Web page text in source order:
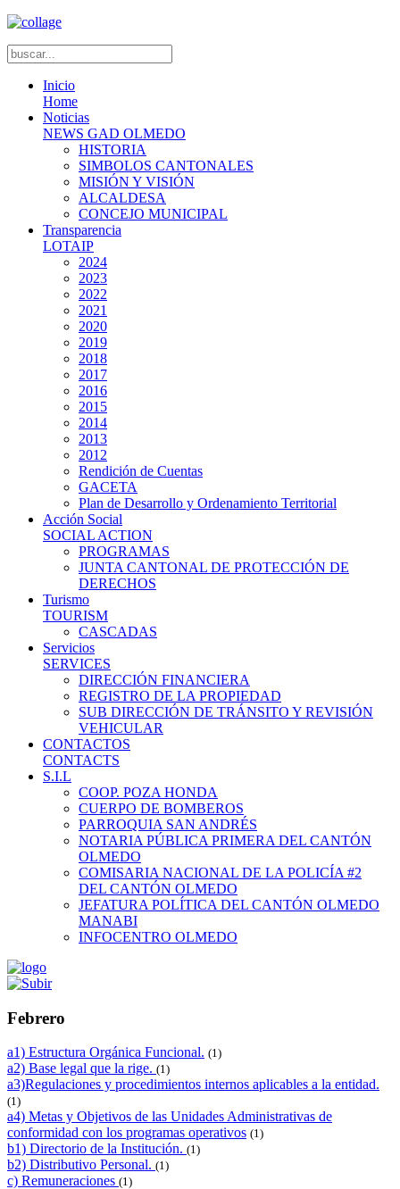
Inicio
Home
Noticias
NEWS GAD OLMEDO
HISTORIA
SIMBOLOS CANTONALES
MISIÓN Y VISIÓN
ALCALDESA
CONCEJO MUNICIPAL
Transparencia
LOTAIP
2024
2023
2022
2021
2020
2019
2018
2017
2016
2015
2014
2013
2012
Rendición de Cuentas
GACETA
Plan de Desarrollo y Ordenamiento Territorial
Acción Social
SOCIAL ACTION
PROGRAMAS
JUNTA CANTONAL DE PROTECCIÓN DE
DERECHOS
Turismo
TOURISM
CASCADAS
Servicios
SERVICES
DIRECCIÓN FINANCIERA
REGISTRO DE LA PROPIEDAD
SUB DIRECCIÓN DE TRÁNSITO Y REVISIÓN
VEHICULAR
CONTACTOS
CONTACTS
S.I.L
COOP. POZA HONDA
CUERPO DE BOMBEROS
PARROQUIA SAN ANDRÉS
NOTARIA PÚBLICA PRIMERA DEL CANTÓN
OLMEDO
COMISARIA NACIONAL DE LA POLICÍA #2
DEL CANTÓN OLMEDO
JEFATURA POLÍTICA DEL CANTÓN OLMEDO
MANABI
INFOCENTRO OLMEDO
Febrero
a1) Estructura Orgánica Funcional. (1)
a2) Base legal que la rige. (1)
a3)Regulaciones y procedimientos internos aplicables a la entidad.
(1)
a4) Metas y Objetivos de las Unidades Administrativas de
conformidad con los programas operativos (1)
b1) Directorio de la Institución. (1)
b2) Distributivo Personal. (1)
c) Remuneraciones (1)